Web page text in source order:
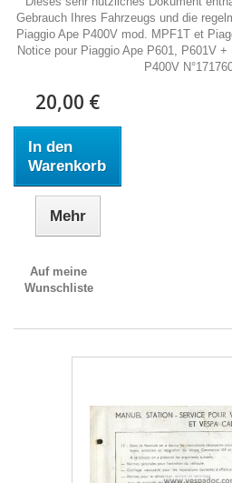
Gebrauch Ihres Fahrzeugs und die
Piaggio Ape P400V mod. MPF1T et
Notice pour Piaggio Ape P601, P601V
P400V
20,00 €
In den
Warenkorb
Mehr
Auf meine
Wunschliste